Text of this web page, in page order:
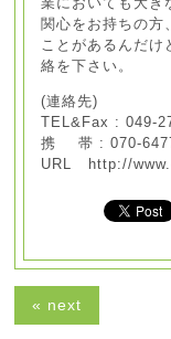
関心をお持ちの方
ことがあるんだけ
絡を下さい。
(連絡先)
TEL&Fax : 049-
携 帯 : 070-
URL http://
« next